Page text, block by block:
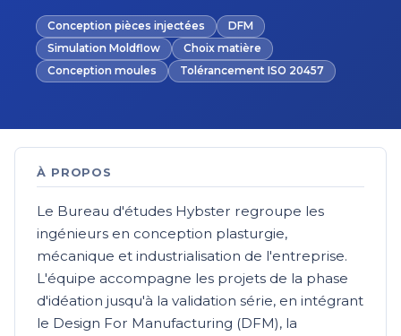
Conception pièces injectées
DFM
Simulation Moldflow
Choix matière
Conception moules
Tolérancement ISO 20457
À PROPOS
Le Bureau d'études Hybster regroupe les
ingénieurs en conception plasturgie,
mécanique et industrialisation de l'entreprise.
L'équipe accompagne les projets de la phase
d'idéation jusqu'à la validation série, en intégrant
le Design For Manufacturing (DFM), la